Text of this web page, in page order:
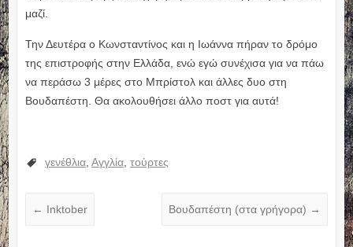
μαζί.
Την Δευτέρα ο Κωνσταντίνος και η Ιωάννα πήραν το δρόμο
της επιστροφής στην Ελλάδα, ενώ εγώ συνέχισα για να πάω
να περάσω 3 μέρες στο Μπρίστολ και άλλες δυο στη
Βουδαπέστη. Θα ακολουθήσει άλλο ποστ για αυτά!
γενέθλια, Αγγλία, τούρτες
← Inktober Βουδαπέστη (στα γρήγορα) →